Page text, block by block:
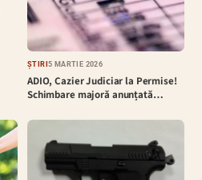
ȘTIRI5 MARTIE 2026
ADIO, Cazier Judiciar la Permise!
Schimbare majoră anunțată…